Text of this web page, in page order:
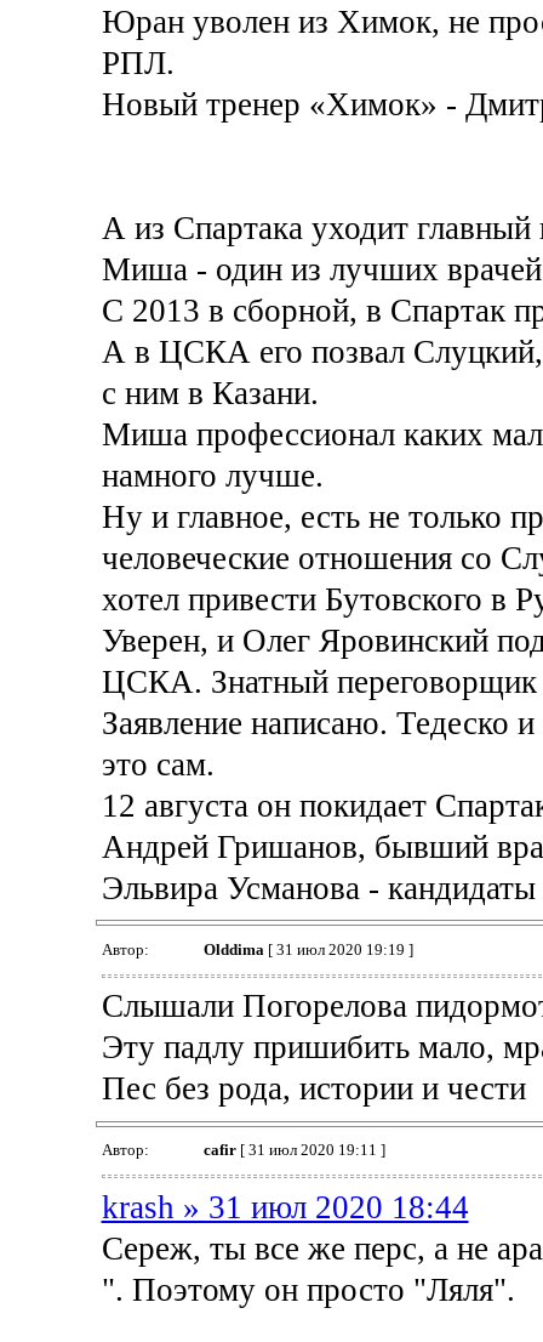
Юран уволен из Химок, не
РПЛ.
Новый тренер «Химок» -
А из Спартака уходит
Миша - один из лучших
С 2013 в сборной, в Спартак
А в ЦСКА его позвал Слуцкий,
с ним в Казани.
Миша профессионал каких
намного лучше.
Ну и главное, есть не только
человеческие отношения со
хотел привести Бутовского в
Уверен, и Олег Яровинский
ЦСКА. Знатный переговорщик
Заявление написано.
это сам.
12 августа он покидает
Андрей Гришанов, бывший
Эльвира Усманова -
Автор: Olddima[ 31 июл 2020 19:19 ]
Слышали Погорелова
Эту падлу пришибить мало,
Пес без рода, истории и чести
Автор: cafir[ 31 июл 2020 19:11 ]
krash » 31 июл 2020 18:44
Сереж, ты все же перс, а не
". Поэтому он просто "Ляля".